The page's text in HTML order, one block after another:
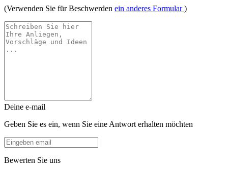
(Verwenden Sie für Beschwerden ein anderes Formular)
Deine e-mail
Geben Sie es ein, wenn Sie eine Antwort erhalten möchten
Bewerten Sie uns